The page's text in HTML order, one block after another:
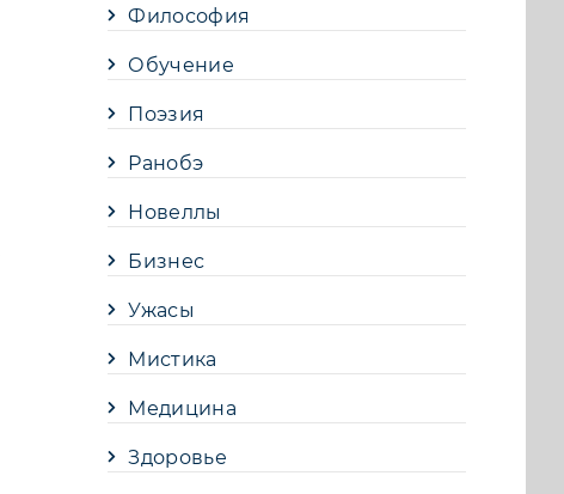
Философия
Обучение
Поэзия
Ранобэ
Новеллы
Бизнес
Ужасы
Мистика
Медицина
Здоровье